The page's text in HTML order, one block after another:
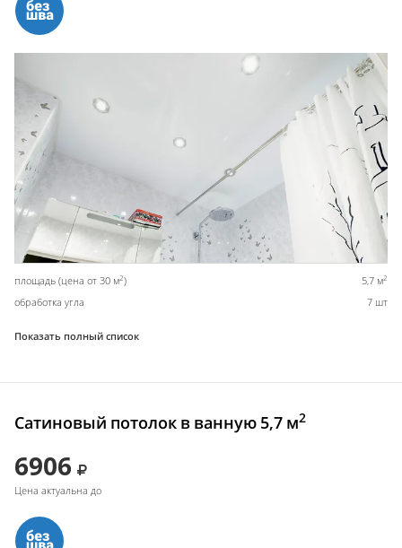
площадь (цена от 30 м2) 5,7 м2
обработка угла 7 шт
Показать полный список
Сатиновый потолок в ванную 5,7 м2
6906
Цена актуальна до